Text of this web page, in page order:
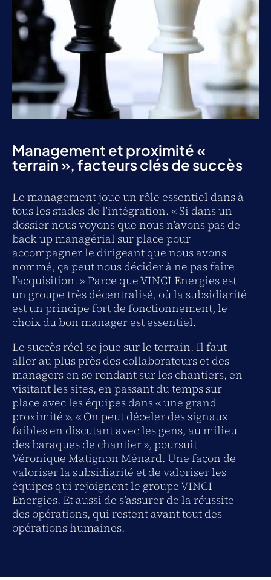
Management et proximité «
terrain », facteurs clés de succès
Le management joue un rôle essentiel dans à
tous les stades de l’intégration. « Si dans un
dossier nous voyons que nous n’avons pas de
back up managérial sur place pour
accompagner le dirigeant que nous avons
nommé, ça peut nous décider à ne pas faire
l’acquisition. » Parce que VINCI Energies est
un groupe très décentralisé, où la subsidiarité
est un principe fort de fonctionnement, le
choix du bon manager est essentiel.
Le succès réel se joue sur le terrain. Il faut
aller au plus près des collaborateurs et des
managers en se rendant sur les chantiers, en
visitant les sites, en passant du temps sur
place avec les équipes dans « une grand
proximité ». « On peut déceler des signaux
faibles en discutant avec les gens, au milieu
des baraques de chantier », poursuit
Véronique Matignon Ménard. Une façon de
valoriser la subsidiarité et de valoriser les
équipes qui rejoignent le groupe VINCI
Energies. Et aussi de s’assurer de la réussite
des opérations, qui restent avant tout des
opérations humaines.